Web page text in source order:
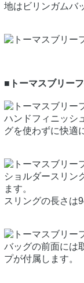
地はビリンガムバ
■トーマスブリー
ハンドフィニッシ
グを使わずに快適
ショルダースリン
ます。
スリングの長さは
バッグの前面には
プが付属します。